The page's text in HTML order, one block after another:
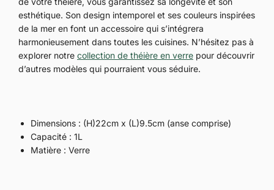
esthétique. Son design intemporel et ses couleurs inspirées
de la mer en font un accessoire qui s’intégrera
harmonieusement dans toutes les cuisines. N’hésitez pas à
explorer notre collection de théière en verre pour découvrir
d’autres modèles qui pourraient vous séduire.
Dimensions : (H)22cm x (L)9.5cm (anse comprise)
Capacité : 1L
Matière : Verre